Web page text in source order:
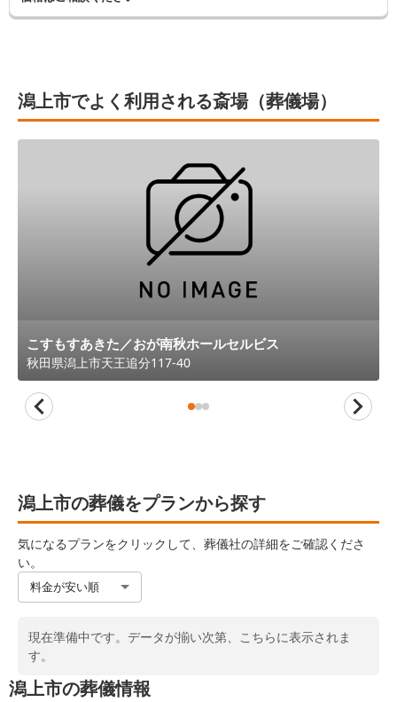
潟上市でよく利用される斎場（葬儀場）
こすもすあきた／おが南秋ホールセルビス
秋田県潟上市天王追分117-40
潟上市の葬儀をプランから探す
気になるプランをクリックして、葬儀社の詳細をご確認くださ
い。
料金が安い順
現在準備中です。データが揃い次第、こちらに表示されま
す。
潟上市の葬儀情報